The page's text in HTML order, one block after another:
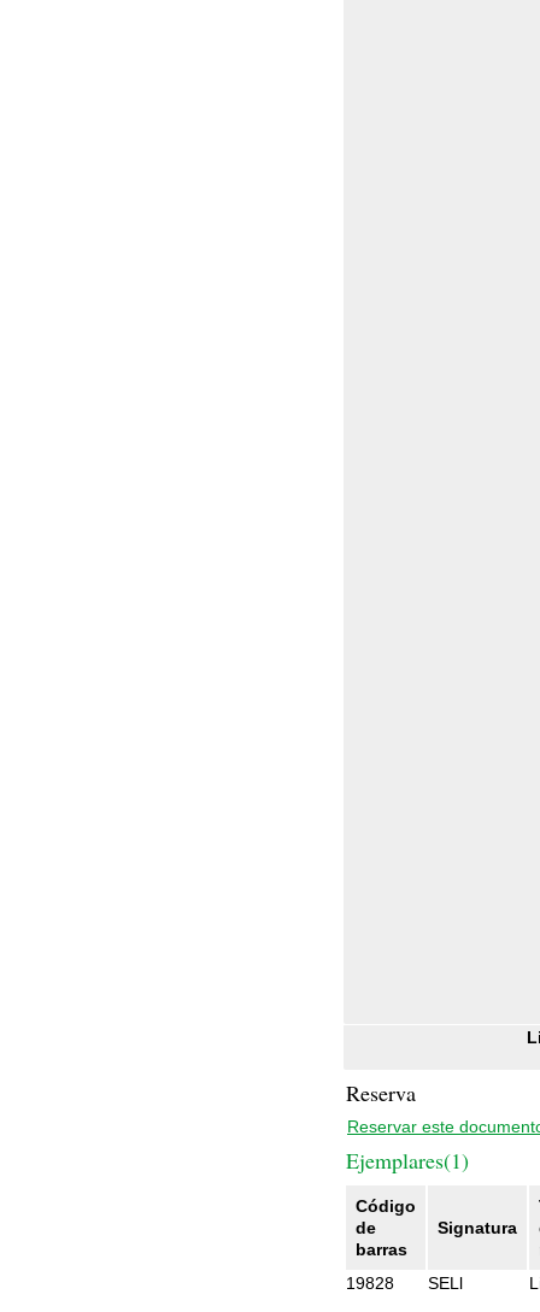
Reserva
Reservar este
Ejemplares(1)
Código
de
barras
Signatura
19828
SELl